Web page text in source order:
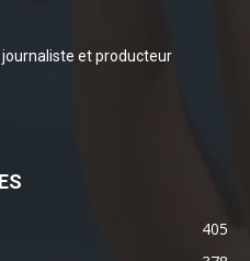
journaliste et producteur
405